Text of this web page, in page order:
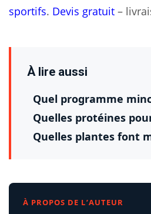
sportifs. Devis gratuit –
À lire aussi
Quel programme
Quelles protéines
Quelles plantes font
À PROPOS DE L’AUTEUR